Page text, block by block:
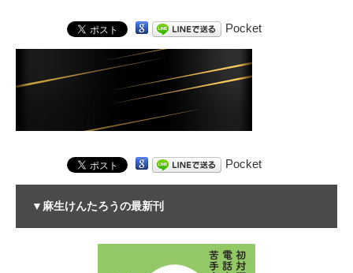
Pocket
Pocket
▼麻生けんたろうの最新刊